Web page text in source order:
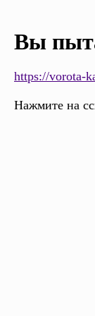
Вы
https://vorota-
Нажмите на